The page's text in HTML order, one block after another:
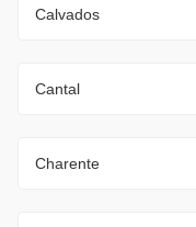
Calvados
Cantal
Charente